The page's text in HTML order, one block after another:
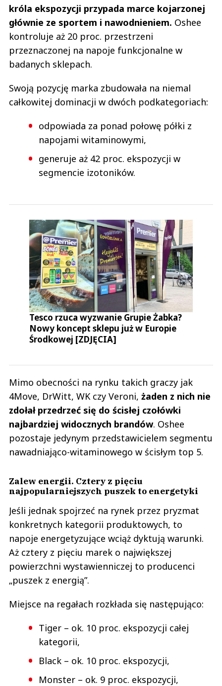
króla ekspozycji przypada marce kojarzonej
głównie ze sportem i nawodnieniem. Oshee
kontroluje aż 20 proc. przestrzeni
przeznaczonej na napoje funkcjonalne w
badanych sklepach.
Swoją pozycję marka zbudowała na niemal
całkowitej dominacji w dwóch podkategoriach:
odpowiada za ponad połowę półki z
napojami witaminowymi,
generuje aż 42 proc. ekspozycji w
segmencie izotoników.
Tesco rzuca wyzwanie Grupie Żabka?
Nowy koncept sklepu już w Europie
Środkowej [ZDJĘCIA]
Mimo obecności na rynku takich graczy jak
4Move, DrWitt, WK czy Veroni, żaden z nich nie
zdołał przedrzeć się do ścisłej czołówki
najbardziej widocznych brandów. Oshee
pozostaje jedynym przedstawicielem segmentu
nawadniająco-witaminowego w ścisłym top 5.
Zalew energii. Cztery z pięciu
najpopularniejszych puszek to energetyki
Jeśli jednak spojrzeć na rynek przez pryzmat
konkretnych kategorii produktowych, to
napoje energetyzujące wciąż dyktują warunki.
Aż cztery z pięciu marek o największej
powierzchni wystawienniczej to producenci
„puszek z energią”.
Miejsce na regałach rozkłada się następująco:
Tiger – ok. 10 proc. ekspozycji całej
kategorii,
Black – ok. 10 proc. ekspozycji,
Monster – ok. 9 proc. ekspozycji,